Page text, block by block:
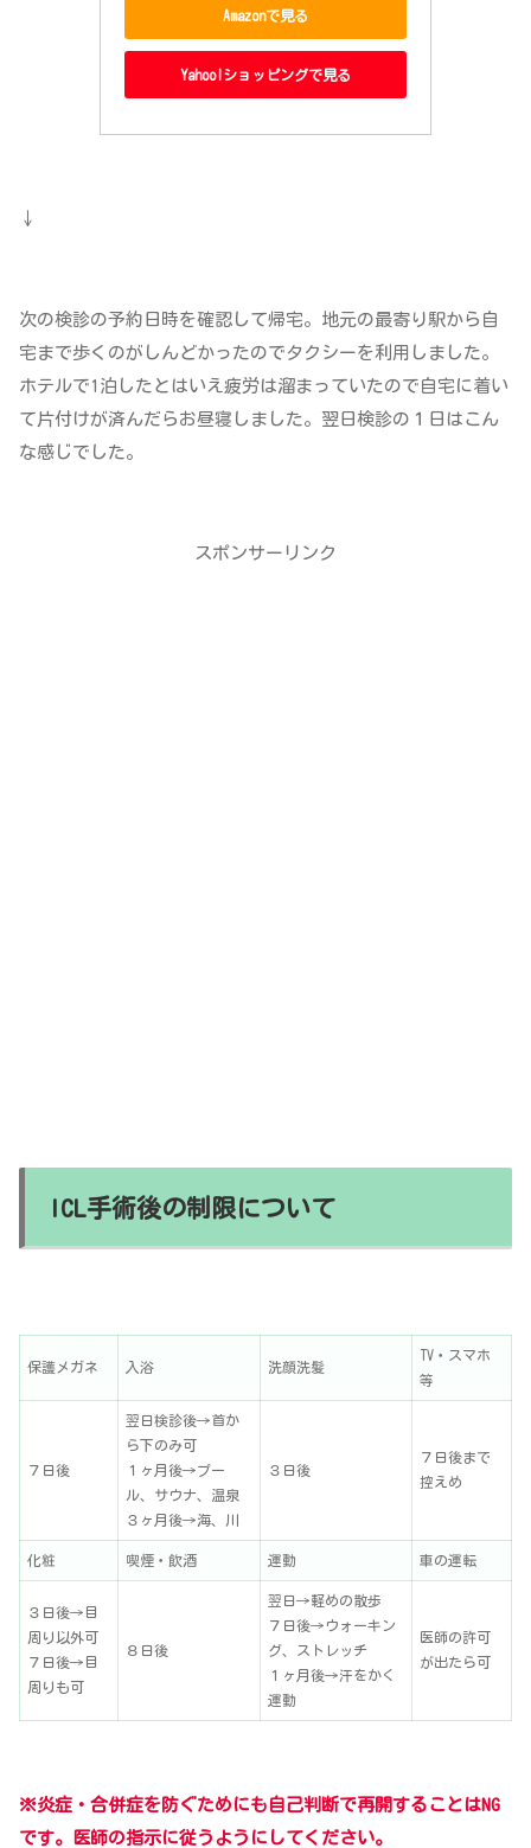
Amazonで見る
Yahoo!ショッピングで見る
↓
次の検診の予約日時を確認して帰宅。地元の最寄り駅から自
宅まで歩くのがしんどかったのでタクシーを利用しました。
ホテルで1泊したとはいえ疲労は溜まっていたので自宅に着い
て片付けが済んだらお昼寝しました。翌日検診の１日はこん
な感じでした。
スポンサーリンク
ICL手術後の制限について
保護メガネ 入浴 洗顔洗髪
TV・スマホ
等
７日後
翌日検診後→首か
ら下のみ可
１ヶ月後→プー
ル、サウナ、温泉
３ヶ月後→海、川
３日後
７日後まで
控えめ
化粧 喫煙・飲酒 運動 車の運転
３日後→目
周り以外可
７日後→目
周りも可
８日後
翌日→軽めの散歩
７日後→ウォーキン
グ、ストレッチ
１ヶ月後→汗をかく
運動
医師の許可
が出たら可
※炎症・合併症を防ぐためにも自己判断で再開することはNG
です。医師の指示に従うようにしてください。